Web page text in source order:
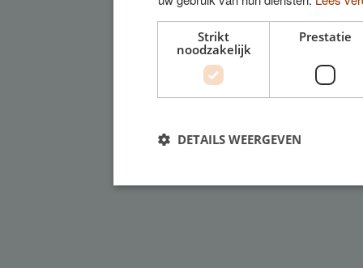
Strikt
noodzakelijk
Prestatie
DETAILS WEERGEVEN